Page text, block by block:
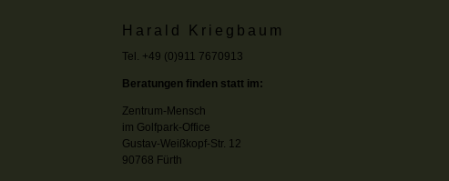
Harald Kriegbaum
Tel. +49 (0)911 7670913
Beratungen finden statt im:
Zentrum-Mensch
im Golfpark-Office
Gustav-Weißkopf-Str. 12
90768 Fürth